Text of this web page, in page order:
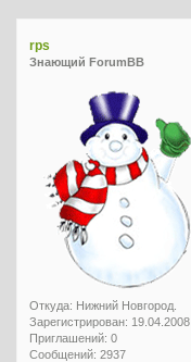
rps
Знающий ForumBB
Откуда: Нижний Новгород.
Зарегистрирован: 19.04.2008
Приглашений: 0
Сообщений: 2937